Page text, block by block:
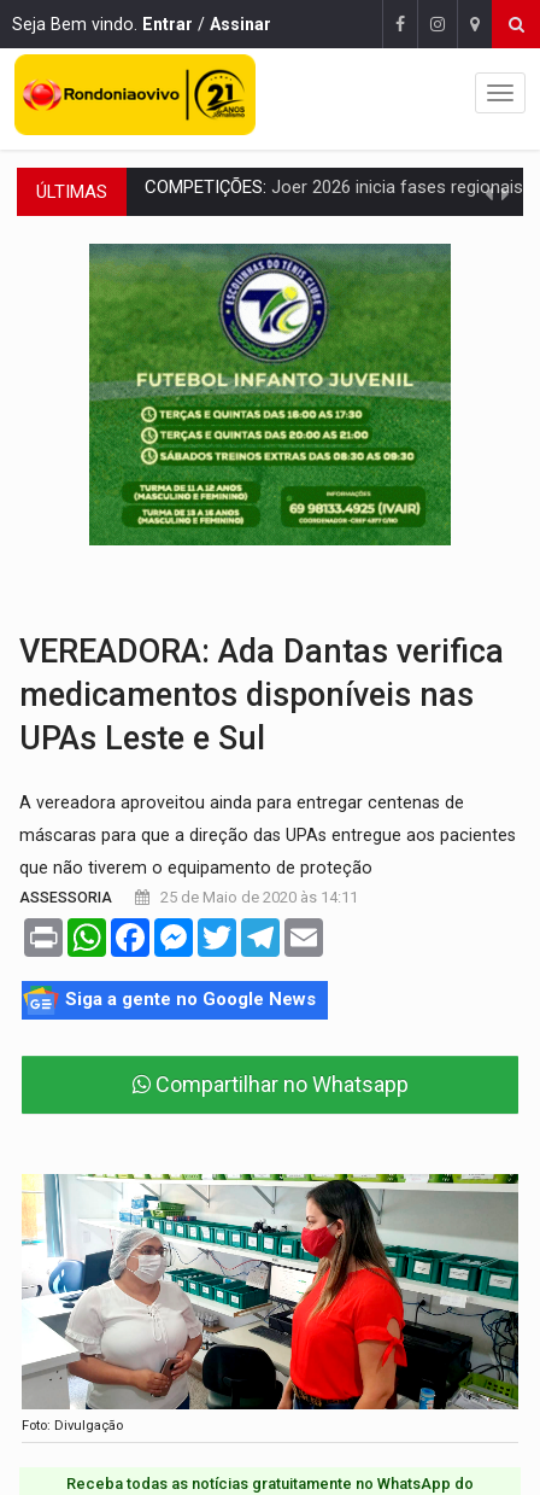
Seja Bem vindo. Entrar / Assinar
ÚLTIMAS PERIGO:Moradores denunciam escuridão e insegurança na Estrada
COLIGAÇÃO:Reabertura de ação no TSE pode resultar em cassação de prefeita
INCLUSÃO:APAE Porto Velho abre inscrições para
CLUBE DOS R$ 00,00:21 candidatos declaram patrimônio zero em Rondônia
INTERIOR:Ouro Preto do Oeste realiza Cavalgada da Expo Show
DESENVOLVIMENTO:Ideb avança nos anos iniciais do ensino
VULGO 'UNIÃO':Chefe de facção criminosa é preso durante
Publicação Legal:CONVOCAÇÃO DAS ELEIÇÕES:
VEREADORA: Ada Dantas verifica
medicamentos disponíveis nas
UPAs Leste e Sul
A vereadora aproveitou ainda para entregar centenas de
máscaras para que a direção das UPAs entregue aos pacientes
que não tiverem o equipamento de proteção
ASSESSORIA 25 de Maio de 2020 às 14:11
Print WhatsAppFacebookMessenger
TwitterTelegram
Siga a gente no Google News
Compartilhar no Whatsapp
Foto: Divulgação
Receba todas as notícias gratuitamente no WhatsApp do